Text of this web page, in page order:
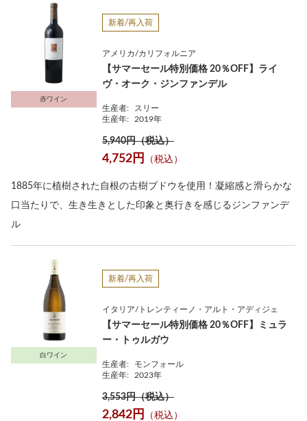
赤ワイン
新着/再入荷
アメリカ/カリフォルニア
【サマーセール特別価格 20％OFF】ライ
ヴ・オーク・ジンファンデル
生産者:
スリー
生産年:
2019年
5,940円（税込）
4,752円 （税込）
1885年に植樹された自根の古樹ブドウを使用！凝縮感と滑らかな
口当たりで、生き生きとした印象と奥行きを感じるジンファンデ
ル
白ワイン
新着/再入荷
イタリア/トレンティーノ・アルト・アディジェ
【サマーセール特別価格 20％OFF】ミュラ
ー・トゥルガウ
生産者:
モンフォール
生産年:
2023年
3,553円（税込）
2,842円 （税込）